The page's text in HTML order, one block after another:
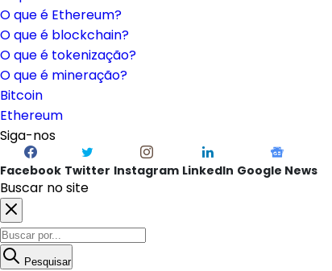
O que é Ethereum?
O que é blockchain?
O que é tokenização?
O que é mineração?
Bitcoin
Ethereum
Siga-nos
Facebook Twitter Instagram LinkedIn Google News
Buscar no site
Pesquisar